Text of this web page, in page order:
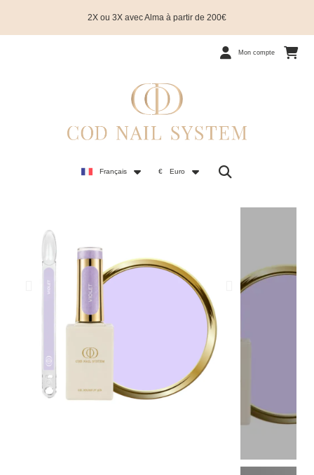
2X ou 3X avec Alma à partir de 200€
Mon compte
Français € Euro